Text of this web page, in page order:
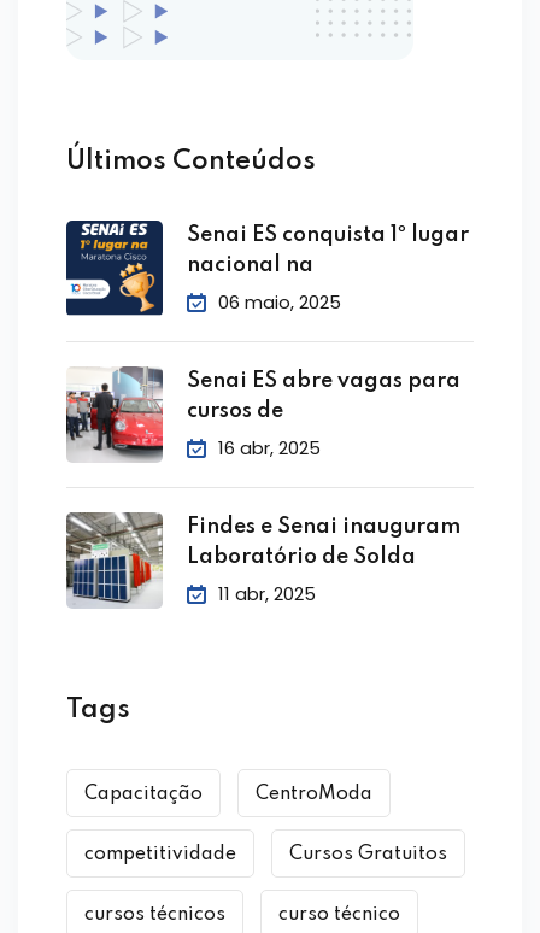
Últimos Conteúdos
Senai ES conquista 1º lugar
nacional na
06 maio, 2025
Senai ES abre vagas para
cursos de
16 abr, 2025
Findes e Senai inauguram
Laboratório de Solda
11 abr, 2025
Tags
Capacitação CentroModa
competitividade Cursos Gratuitos
cursos técnicos curso técnico